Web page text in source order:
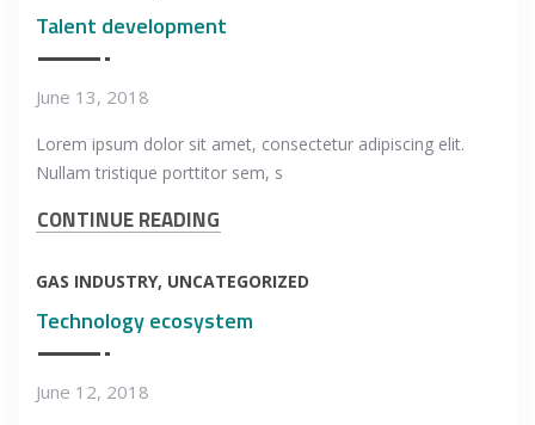
Talent development
June 13, 2018
Lorem ipsum dolor sit amet, consectetur adipiscing elit.
Nullam tristique porttitor sem, s
CONTINUE READING
GAS INDUSTRY UNCATEGORIZED
Technology ecosystem
June 12, 2018